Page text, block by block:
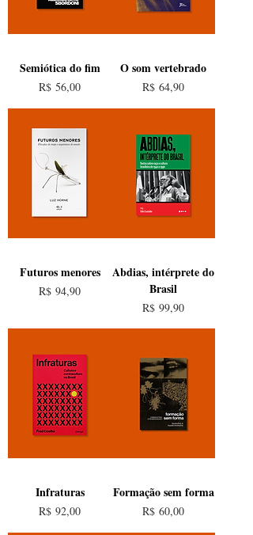
Semiótica do fim
Preço
R$ 56,00
O som vertebrado
Preço
R$ 64,90
Futuros menores
Preço
R$ 94,90
Abdias, intérprete do
Brasil
Preço
R$ 99,90
Infraturas
Preço
R$ 92,00
Formação sem forma
Preço
R$ 60,00